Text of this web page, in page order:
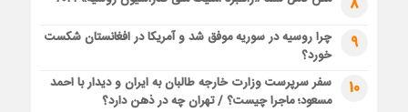
9
چرا روسیه در سوریه موفق شد و آمریکا در افغانستان شکست
خورد؟
10
سفر سرپرست وزارت خارجه طالبان به ایران و دیدار با احمد
مسعود؛ ماجرا چیست؟ / تهران چه در ذهن دارد؟